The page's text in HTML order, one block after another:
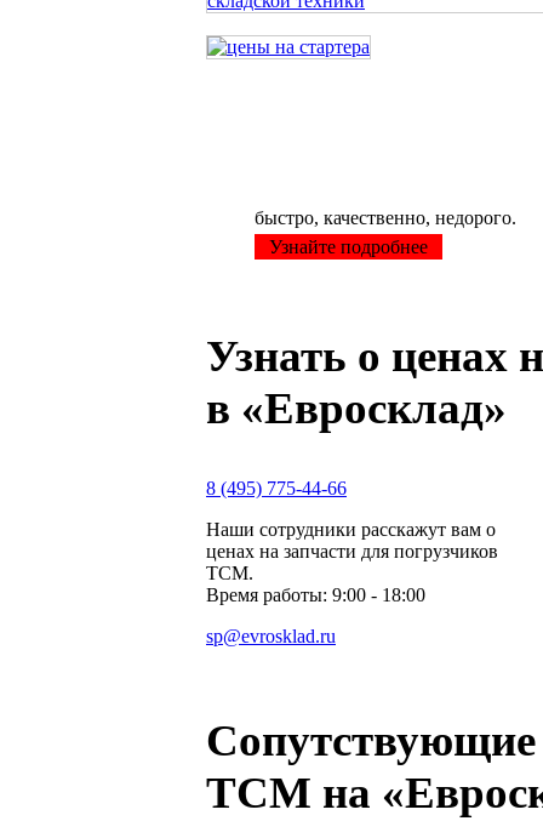
быстро, качественно, недорого.
Узнайте подробнее
Узнать о ценах
в «Евросклад»
8 (495) 775-44-66
Наши сотрудники расскажут вам о
ценах на запчасти для погрузчиков
ТСМ.
Время работы: 9:00 - 18:00
sp@evrosklad.ru
Сопутствующие
ТСМ на